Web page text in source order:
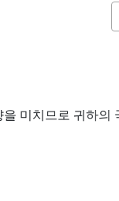
미치므로 귀하의